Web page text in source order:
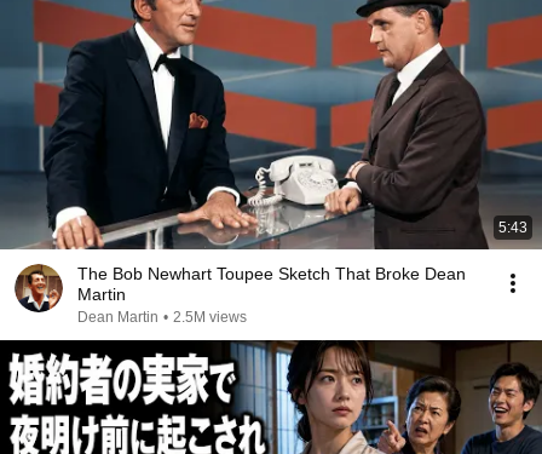
5:43
The Bob Newhart Toupee Sketch That Broke Dean
Martin
Dean Martin • 2.5M views